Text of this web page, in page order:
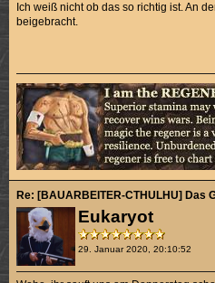
Ich weiß nicht ob das so richtig ist. An
beigebracht.
Eukaryot
29. Januar 2020, 20:10:52
Re: [BAUARBEITER-CTHULHU] Das